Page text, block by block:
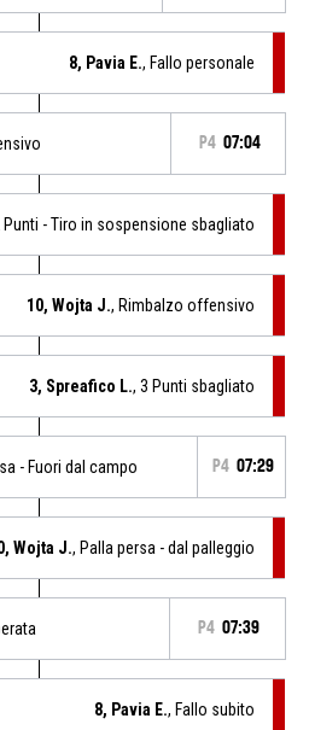
8, Pavia E., Fallo personale
P4 07:04
Punti - Tiro in sospensione sbagliato
10, Wojta J., Rimbalzo offensivo
3, Spreafico L., 3 Punti sbagliato
- Fuori dal campo P4 07:29
Wojta J., Palla persa - dal palleggio
P4 07:39
8, Pavia E., Fallo subito